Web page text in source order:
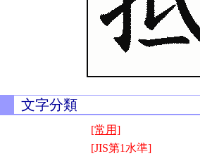
文字分類
[常用]
[JIS第1水準]